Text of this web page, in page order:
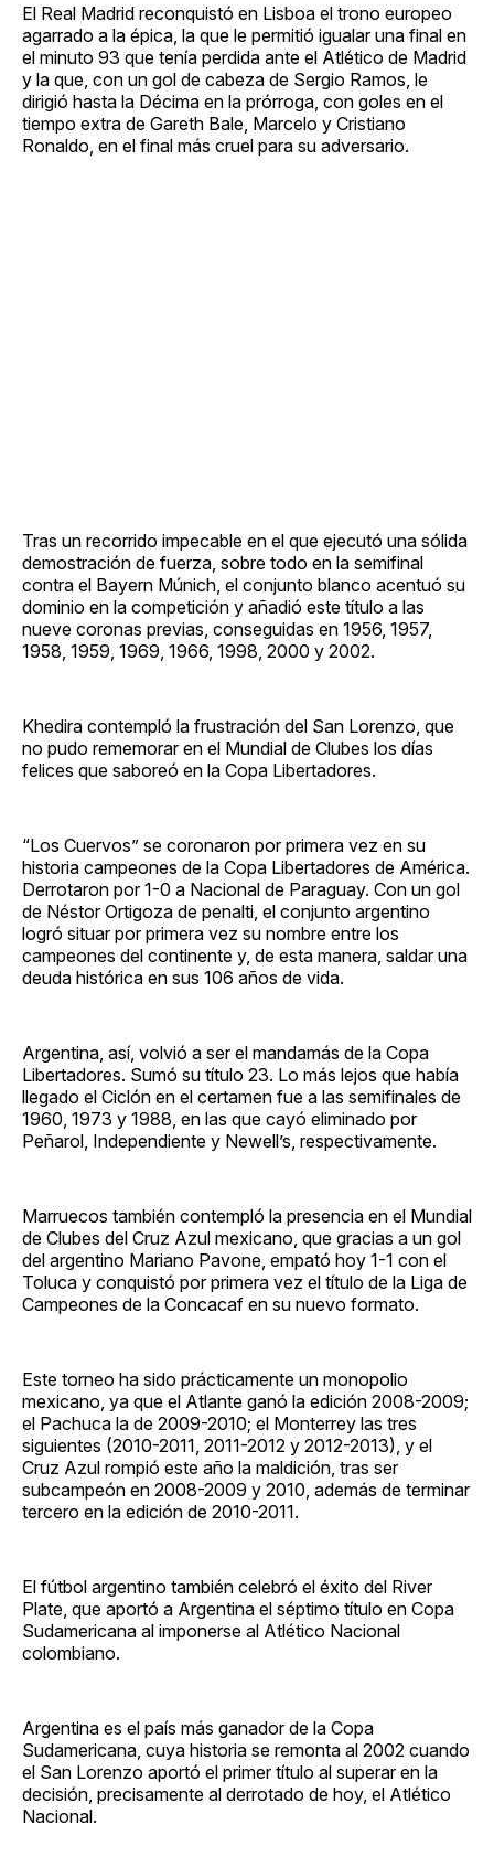
El Real Madrid reconquistó en Lisboa el trono europeo
agarrado a la épica, la que le permitió igualar una final en
el minuto 93 que tenía perdida ante el Atlético de Madrid
y la que, con un gol de cabeza de Sergio Ramos, le
dirigió hasta la Décima en la prórroga, con goles en el
tiempo extra de Gareth Bale, Marcelo y Cristiano
Ronaldo, en el final más cruel para su adversario.
Tras un recorrido impecable en el que ejecutó una sólida
demostración de fuerza, sobre todo en la semifinal
contra el Bayern Múnich, el conjunto blanco acentuó su
dominio en la competición y añadió este título a las
nueve coronas previas, conseguidas en 1956, 1957,
1958, 1959, 1969, 1966, 1998, 2000 y 2002.
Khedira contempló la frustración del San Lorenzo, que
no pudo rememorar en el Mundial de Clubes los días
felices que saboreó en la Copa Libertadores.
“Los Cuervos” se coronaron por primera vez en su
historia campeones de la Copa Libertadores de América.
Derrotaron por 1-0 a Nacional de Paraguay. Con un gol
de Néstor Ortigoza de penalti, el conjunto argentino
logró situar por primera vez su nombre entre los
campeones del continente y, de esta manera, saldar una
deuda histórica en sus 106 años de vida.
Argentina, así, volvió a ser el mandamás de la Copa
Libertadores. Sumó su título 23. Lo más lejos que había
llegado el Ciclón en el certamen fue a las semifinales de
1960, 1973 y 1988, en las que cayó eliminado por
Peñarol, Independiente y Newell’s, respectivamente.
Marruecos también contempló la presencia en el Mundial
de Clubes del Cruz Azul mexicano, que gracias a un gol
del argentino Mariano Pavone, empató hoy 1-1 con el
Toluca y conquistó por primera vez el título de la Liga de
Campeones de la Concacaf en su nuevo formato.
Este torneo ha sido prácticamente un monopolio
mexicano, ya que el Atlante ganó la edición 2008-2009;
el Pachuca la de 2009-2010; el Monterrey las tres
siguientes (2010-2011, 2011-2012 y 2012-2013), y el
Cruz Azul rompió este año la maldición, tras ser
subcampeón en 2008-2009 y 2010, además de terminar
tercero en la edición de 2010-2011.
El fútbol argentino también celebró el éxito del River
Plate, que aportó a Argentina el séptimo título en Copa
Sudamericana al imponerse al Atlético Nacional
colombiano.
Argentina es el país más ganador de la Copa
Sudamericana, cuya historia se remonta al 2002 cuando
el San Lorenzo aportó el primer título al superar en la
decisión, precisamente al derrotado de hoy, el Atlético
Nacional.